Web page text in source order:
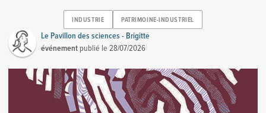
INDUSTRIE PATRIMOINE-INDUSTRIEL
Le Pavillon des sciences - Brigitte
événement publié le28/07/2026